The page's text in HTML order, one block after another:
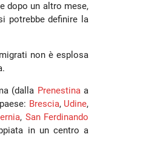
dopo un altro mese,
potrebbe definire la
non è esplosa
(dalla Prenestinaa
Brescia, Udine,
, San Ferdinando
in un centro a